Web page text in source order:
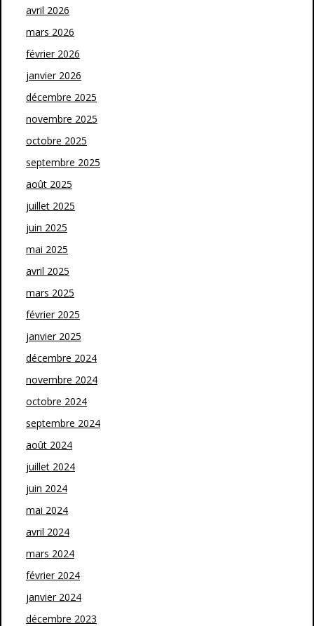
avril 2026
mars 2026
février 2026
janvier 2026
décembre 2025
novembre 2025
octobre 2025
septembre 2025
août 2025
juillet 2025
juin 2025
mai 2025
avril 2025
mars 2025
février 2025
janvier 2025
décembre 2024
novembre 2024
octobre 2024
septembre 2024
août 2024
juillet 2024
juin 2024
mai 2024
avril 2024
mars 2024
février 2024
janvier 2024
décembre 2023